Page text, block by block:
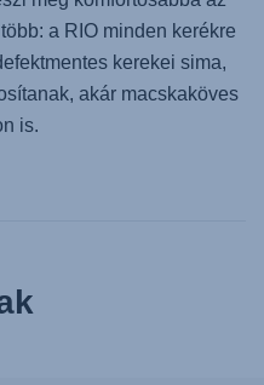
a RIO minden kerékre
kerekei sima,
akár macskaköves
is.